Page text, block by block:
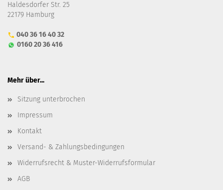
Haldesdorfer Str. 25
22179 Hamburg
040 36 16 40 32
0160 20 36 416
Mehr über...
Sitzung unterbrochen
Impressum
Kontakt
Versand- & Zahlungsbedingungen
Widerrufsrecht & Muster-Widerrufsformular
AGB